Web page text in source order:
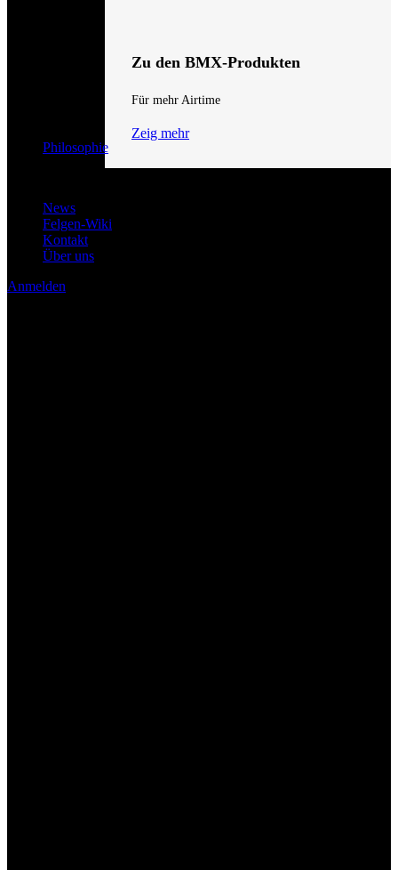
Zu den BMX-Produkten
Für mehr Airtime
Zeig mehr
Philosophie
News
Felgen-Wiki
Kontakt
Über uns
Anmelden